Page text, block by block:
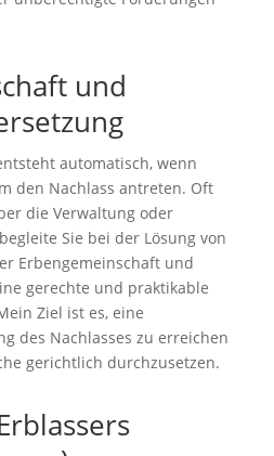
und
automatisch, wenn
den Nachlass antreten. Oft
die Verwaltung oder
Sie bei der Lösung von
Erbengemeinschaft und
gerechte und praktikable
Ziel ist es, eine
des Nachlasses zu erreichen
gerichtlich durchzusetzen.